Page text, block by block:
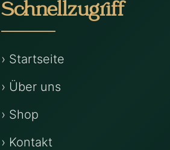
Schnellzugriff
› Startseite
› Über uns
› Shop
› Kontakt